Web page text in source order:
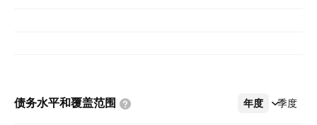
债务水平和覆盖范围 年度 季度
更多